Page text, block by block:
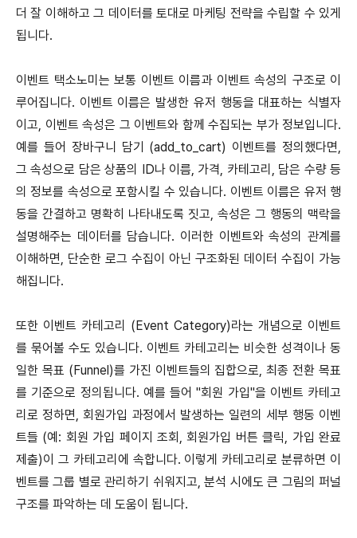
더 잘 이해하고 그 데이터를 토대로 마케팅 전략을 수립할 수 있게
됩니다.
이벤트 택소노미는 보통 이벤트 이름과 이벤트 속성의 구조로 이
루어집니다. 이벤트 이름은 발생한 유저 행동을 대표하는 식별자
이고, 이벤트 속성은 그 이벤트와 함께 수집되는 부가 정보입니다.
예를 들어 장바구니 담기 (add_to_cart) 이벤트를 정의했다면,
그 속성으로 담은 상품의 ID나 이름, 가격, 카테고리, 담은 수량 등
의 정보를 속성으로 포함시킬 수 있습니다. 이벤트 이름은 유저 행
동을 간결하고 명확히 나타내도록 짓고, 속성은 그 행동의 맥락을
설명해주는 데이터를 담습니다. 이러한 이벤트와 속성의 관계를
이해하면, 단순한 로그 수집이 아닌 구조화된 데이터 수집이 가능
해집니다.
또한 이벤트 카테고리 (Event Category)라는 개념으로 이벤트
를 묶어볼 수도 있습니다. 이벤트 카테고리는 비슷한 성격이나 동
일한 목표 (Funnel)를 가진 이벤트들의 집합으로, 최종 전환 목표
를 기준으로 정의됩니다. 예를 들어 "회원 가입"을 이벤트 카테고
리로 정하면, 회원가입 과정에서 발생하는 일련의 세부 행동 이벤
트들 (예: 회원 가입 페이지 조회, 회원가입 버튼 클릭, 가입 완료
제출)이 그 카테고리에 속합니다. 이렇게 카테고리로 분류하면 이
벤트를 그룹 별로 관리하기 쉬워지고, 분석 시에도 큰 그림의 퍼널
구조를 파악하는 데 도움이 됩니다.